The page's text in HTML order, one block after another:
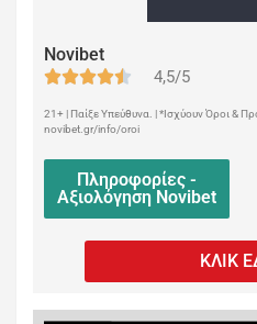
Novibet
4,5/5
21+ | Παίξε Υπεύθυνα. | *Ισχύουν Όροι &
novibet.gr/info/oroi
Πληροφορίες -
Αξιολόγηση Novibet
ΚΛΙΚ